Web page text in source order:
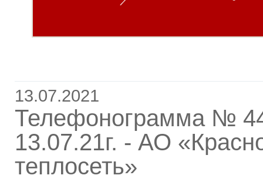
13.07.2021
Телефонограмма №
13.07.21г. - АО
теплосеть»